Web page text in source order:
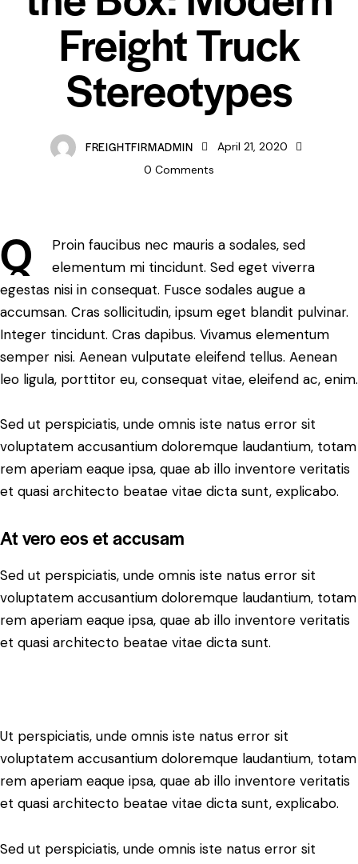
Freight Truck
Stereotypes
FREIGHTFIRMADMIN
April 21, 2020
0 Comments
Q
Proin faucibus nec mauris a sodales, sed
elementum mi tincidunt. Sed eget viverra
egestas nisi in consequat. Fusce sodales augue a
accumsan. Cras sollicitudin, ipsum eget blandit pulvinar.
Integer tincidunt. Cras dapibus. Vivamus elementum
semper nisi. Aenean vulputate eleifend tellus. Aenean
leo ligula, porttitor eu, consequat vitae, eleifend ac, enim.
Sed ut perspiciatis, unde omnis iste natus error sit
voluptatem accusantium doloremque laudantium, totam
rem aperiam eaque ipsa, quae ab illo inventore veritatis
et quasi architecto beatae vitae dicta sunt, explicabo.
At vero eos et accusam
Sed ut perspiciatis, unde omnis iste natus error sit
voluptatem accusantium doloremque laudantium, totam
rem aperiam eaque ipsa, quae ab illo inventore veritatis
et quasi architecto beatae vitae dicta sunt.
Ut perspiciatis, unde omnis iste natus error sit
voluptatem accusantium doloremque laudantium, totam
rem aperiam eaque ipsa, quae ab illo inventore veritatis
et quasi architecto beatae vitae dicta sunt, explicabo.
Sed ut perspiciatis, unde omnis iste natus error sit